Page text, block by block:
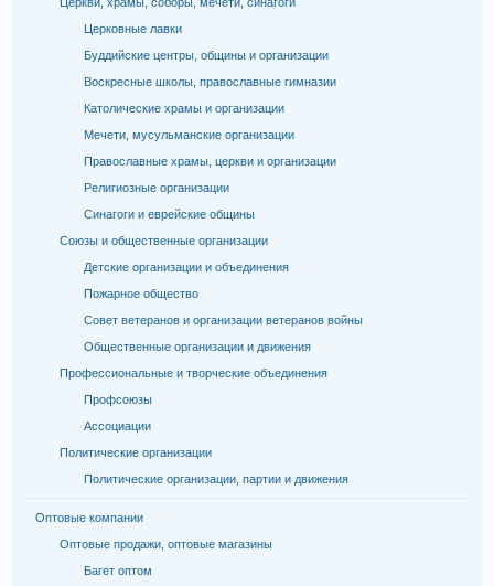
Церковные лавки
Буддийские центры, общины и организации
Воскресные школы, православные гимназии
Католические храмы и организации
Мечети, мусульманские организации
Православные храмы, церкви и организации
Религиозные организации
Синагоги и еврейские общины
Союзы и общественные организации
Детские организации и объединения
Пожарное общество
Совет ветеранов и организации ветеранов войны
Общественные организации и движения
Профессиональные и творческие объединения
Профсоюзы
Ассоциации
Политические организации
Политические организации, партии и движения
Оптовые компании
Оптовые продажи, оптовые магазины
Багет оптом